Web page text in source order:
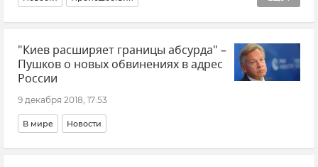
Крупная авария на водоводе в Симферополе
"Киев расширяет границы абсурда" –
Пушков о новых обвинениях в адрес
России
9 декабря 2018, 17:53
В мире Новости